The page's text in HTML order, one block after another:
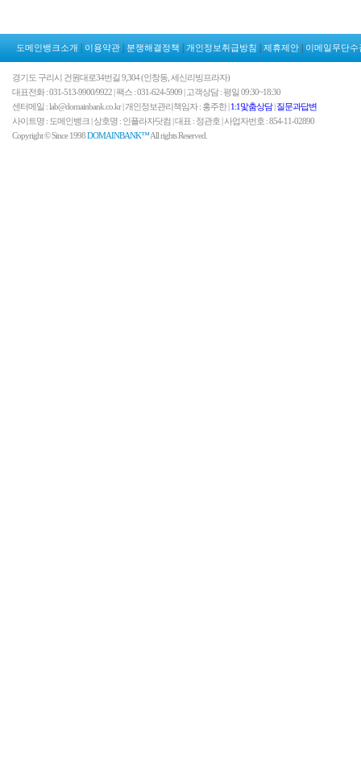
도메인뱅크소개 이용약관 분쟁해결정책 개인정보취급방침 제휴제안 이메일무단수
경기도 구리시 건원대로34번길 9,304 (인창동, 세신리빙프라자)
대표전화 : 031-513-9900/9922 | 팩스 : 031-624-5909 | 고객상담 : 평일 09:30~18:30
센터메일 : lab@domainbank.co.kr | 개인정보관리책임자 : 홍주한 |1:1맟춤상담|질문과답변
사이트명 : 도메인뱅크 | 상호명 : 인플라자닷컴 | 대표 : 정관호 | 사업자번호 : 854-11-02890
Copyright © Since 1998DOMAINBANK™All rights Reserved.